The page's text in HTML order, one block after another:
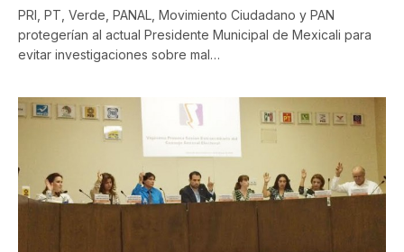
PRI, PT, Verde, PANAL, Movimiento Ciudadano y PAN
protegerían al actual Presidente Municipal de Mexicali para
evitar investigaciones sobre mal…